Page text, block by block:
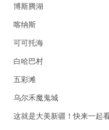
博斯腾湖
喀纳斯
可可托海
白哈巴村
五彩滩
乌尔禾魔鬼城
这就是大美新疆！快来一起